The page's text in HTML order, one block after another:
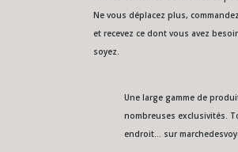
Ne vous déplacez plus,
et recevez ce dont vous avez
soyez.
Une large gamme de
nombreuses exclusivités.
endroit… sur